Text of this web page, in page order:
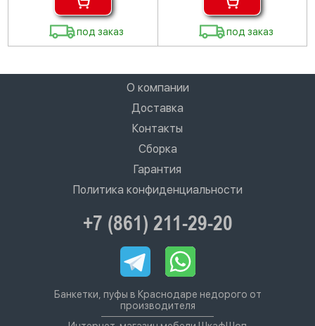
под заказ под заказ
О компании
Доставка
Контакты
Сборка
Гарантия
Политика конфиденциальности
+7 (861) 211-29-20
Банкетки, пуфы в Краснодаре недорого от
производителя